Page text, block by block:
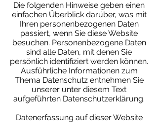
Die folgenden Hinweise geben einen
einfachen Überblick darüber, was mit
Ihren personenbezogenen Daten
passiert, wenn Sie diese Website
besuchen. Personenbezogene Daten
sind alle Daten, mit denen Sie
persönlich identifiziert werden können.
Ausführliche Informationen zum
Thema Datenschutz entnehmen Sie
unserer unter diesem Text
aufgeführten Datenschutzerklärung.
Datenerfassung auf dieser Website